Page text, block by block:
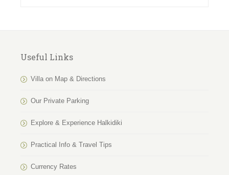
Useful Links
Villa on Map & Directions
Our Private Parking
Explore & Experience Halkidiki
Practical Info & Travel Tips
Currency Rates